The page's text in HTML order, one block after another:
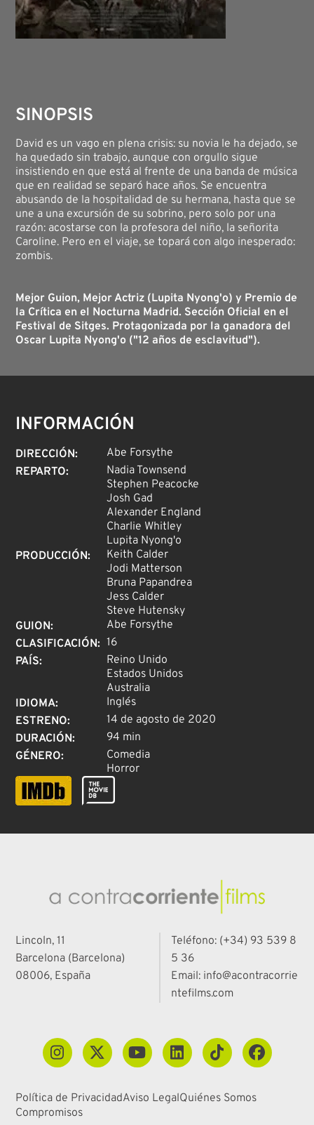
SINOPSIS
David es un vago en plena crisis: su novia le ha dejado, se
ha quedado sin trabajo, aunque con orgullo sigue
insistiendo en que está al frente de una banda de música
que en realidad se separó hace años. Se encuentra
abusando de la hospitalidad de su hermana, hasta que se
une a una excursión de su sobrino, pero solo por una
razón: acostarse con la profesora del niño, la señorita
Caroline. Pero en el viaje, se topará con algo inesperado:
zombis.
Mejor Guion, Mejor Actriz (Lupita Nyong'o) y Premio de
la Crítica en el Nocturna Madrid. Sección Oficial en el
Festival de Sitges. Protagonizada por la ganadora del
Oscar Lupita Nyong'o ("12 años de esclavitud").
INFORMACIÓN
DIRECCIÓN:
Abe Forsythe
REPARTO:
Nadia Townsend
Stephen Peacocke
Josh Gad
Alexander England
Charlie Whitley
Lupita Nyong'o
PRODUCCIÓN:
Keith Calder
Jodi Matterson
Bruna Papandrea
Jess Calder
Steve Hutensky
GUION:
Abe Forsythe
CLASIFICACIÓN: 16
PAÍS:
Reino Unido
Estados Unidos
Australia
IDIOMA:
Inglés
ESTRENO:
14 de agosto de 2020
DURACIÓN:
94 min
GÉNERO:
Comedia
Horror
Lincoln, 11
Barcelona (Barcelona)
08006, España
Teléfono: (+34) 93 539 8
5 36
Email: info@acontracorrie
ntefilms.com
Política de PrivacidadAviso LegalQuiénes Somos
Compromisos